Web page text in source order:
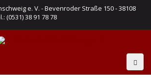
e. V. - Bevenroder Straße 150 - 38108
(0531) 38 91 78 78